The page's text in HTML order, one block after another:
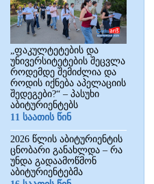
„ფაკულტეტების და
უნივერსიტეტების შეცვლა
როდემდე შემიძლია და
როდის იქნება აპელაციის
შედეგები?“ – პასუხი
აბიტურიენტებს
11 საათის წინ
2026 წლის აბიტურიენტის
ცნობარი განახლდა – რა
უნდა გადაამოწმონ
აბიტურიენტებმა